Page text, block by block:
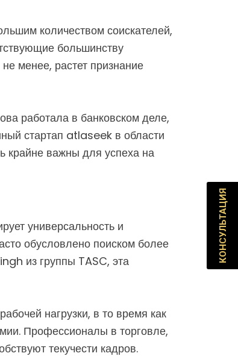
количеством соискателей,
большинству
менее, растет признание
работала в банковском деле,
стартап atlaseek в области
крайне важны для успеха на
универсальность и
обусловлено поиском более
из группы TASC, эта
нагрузки, в то время как
Профессионалы в торговле,
текучести кадров.
КОНСУЛЬТАЦИЯ